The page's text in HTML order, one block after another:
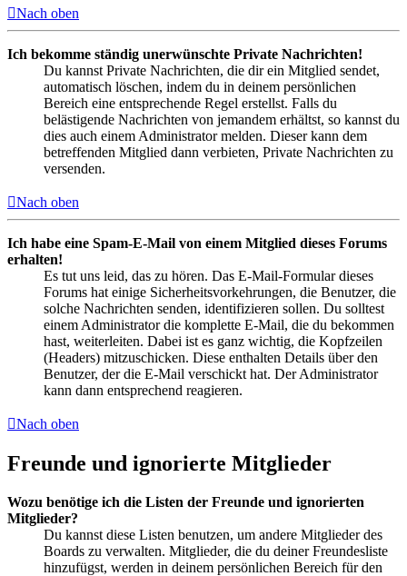
Nach oben
Ich bekomme ständig unerwünschte Private Nachrichten!
Du kannst Private Nachrichten, die dir ein Mitglied sendet,
automatisch löschen, indem du in deinem persönlichen
Bereich eine entsprechende Regel erstellst. Falls du
belästigende Nachrichten von jemandem erhältst, so kannst du
dies auch einem Administrator melden. Dieser kann dem
betreffenden Mitglied dann verbieten, Private Nachrichten zu
versenden.
Nach oben
Ich habe eine Spam-E-Mail von einem Mitglied dieses Forums
erhalten!
Es tut uns leid, das zu hören. Das E-Mail-Formular dieses
Forums hat einige Sicherheitsvorkehrungen, die Benutzer, die
solche Nachrichten senden, identifizieren sollen. Du solltest
einem Administrator die komplette E-Mail, die du bekommen
hast, weiterleiten. Dabei ist es ganz wichtig, die Kopfzeilen
(Headers) mitzuschicken. Diese enthalten Details über den
Benutzer, der die E-Mail verschickt hat. Der Administrator
kann dann entsprechend reagieren.
Nach oben
Freunde und ignorierte Mitglieder
Wozu benötige ich die Listen der Freunde und ignorierten
Mitglieder?
Du kannst diese Listen benutzen, um andere Mitglieder des
Boards zu verwalten. Mitglieder, die du deiner Freundesliste
hinzufügst, werden in deinem persönlichen Bereich für den